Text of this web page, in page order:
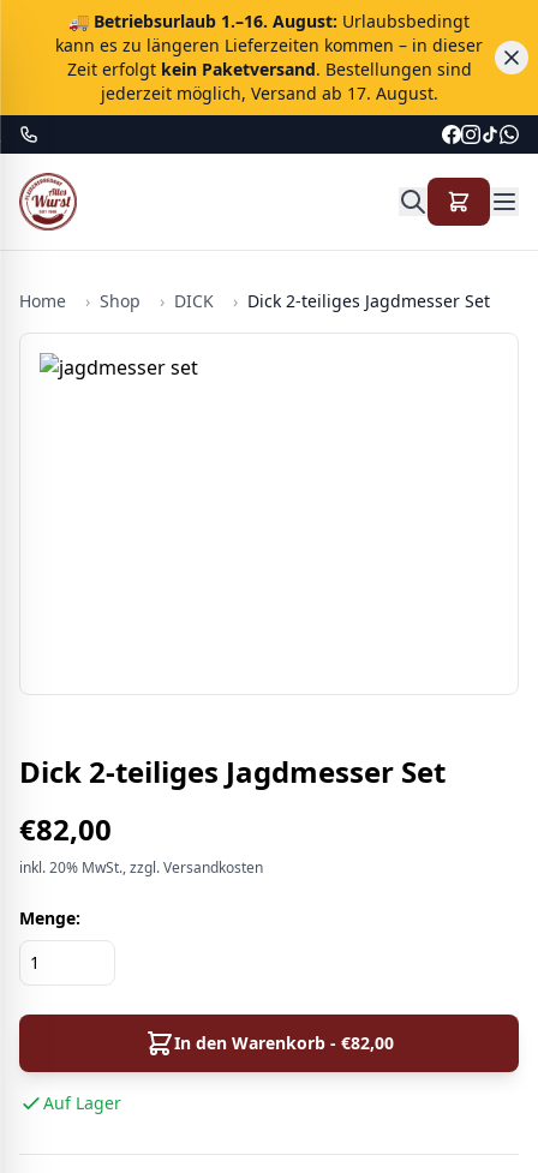
🚚 Betriebsurlaub 1.–16. August: Urlaubsbedingt
kann es zu längeren Lieferzeiten kommen – in dieser
Zeit erfolgt kein Paketversand. Bestellungen sind
jederzeit möglich, Versand ab 17. August.
Home › Shop › DICK › Dick 2-teiliges Jagdmesser Set
Dick 2-teiliges Jagdmesser Set
€82,00
inkl.20% MwSt., zzgl. Versandkosten
Menge:
In den Warenkorb - €82,00
Auf Lager